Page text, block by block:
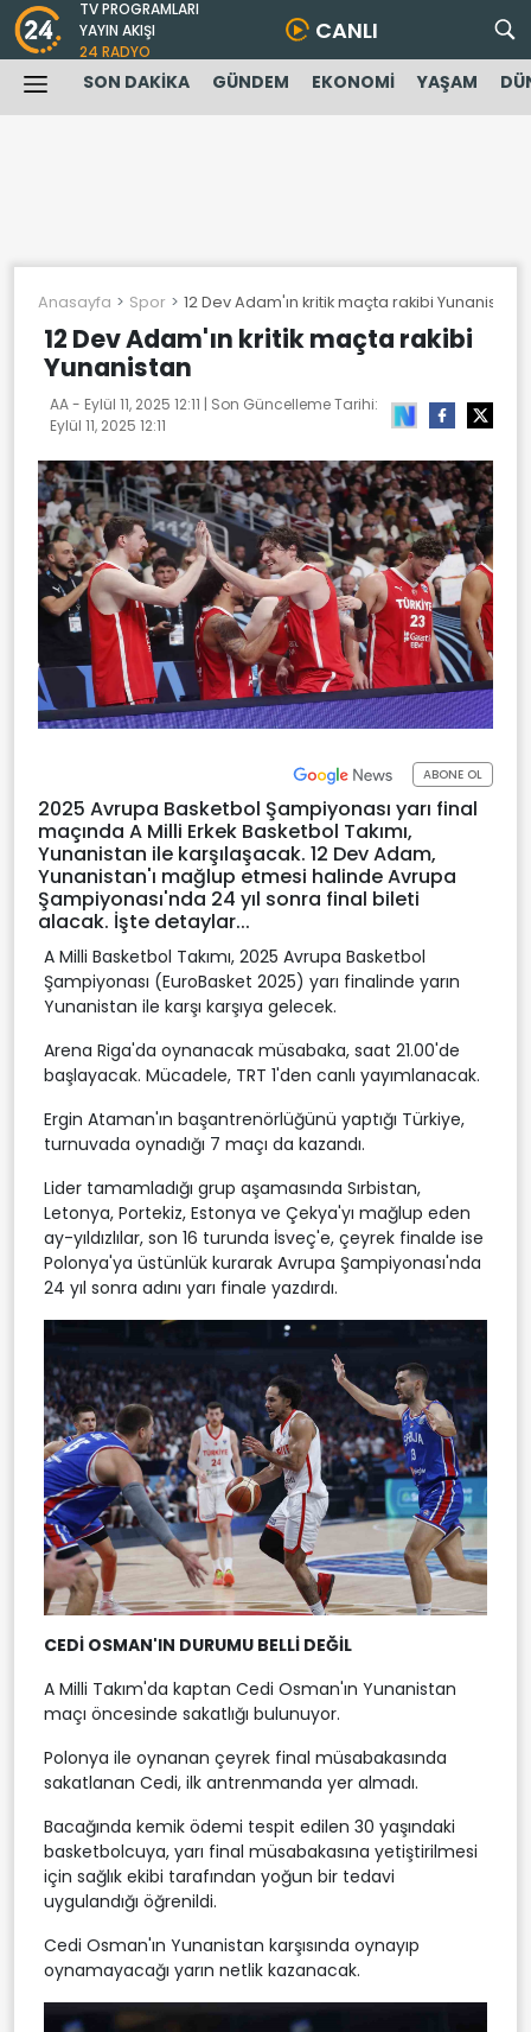
TV PROGRAMLARI
YAYIN AKIŞI
24 RADYO
CANLI
SON DAKİKA GÜNDEM EKONOMİ YAŞAM
Anasayfa Spor 12 Dev Adam'ın kritik maçta rakibi Yunanistan
12 Dev Adam'ın kritik maçta rakibi
Yunanistan
AA - Eylül 11, 2025 12:11 | Son Güncelleme Tarihi:
Eylül 11, 2025 12:11
ABONE OL
2025 Avrupa Basketbol Şampiyonası yarı final
maçında A Milli Erkek Basketbol Takımı,
Yunanistan ile karşılaşacak. 12 Dev Adam,
Yunanistan'ı mağlup etmesi halinde Avrupa
Şampiyonası'nda 24 yıl sonra final bileti
alacak. İşte detaylar...
A Milli Basketbol Takımı, 2025 Avrupa Basketbol
Şampiyonası (EuroBasket 2025) yarı finalinde yarın
Yunanistan ile karşı karşıya gelecek.
Arena Riga'da oynanacak müsabaka, saat 21.00'de
başlayacak. Mücadele, TRT 1'den canlı yayımlanacak.
Ergin Ataman'ın başantrenörlüğünü yaptığı Türkiye,
turnuvada oynadığı 7 maçı da kazandı.
Lider tamamladığı grup aşamasında Sırbistan,
Letonya, Portekiz, Estonya ve Çekya'yı mağlup eden
ay-yıldızlılar, son 16 turunda İsveç'e, çeyrek finalde ise
Polonya'ya üstünlük kurarak Avrupa Şampiyonası'nda
24 yıl sonra adını yarı finale yazdırdı.
CEDİ OSMAN'IN DURUMU BELLİ DEĞİL
A Milli Takım'da kaptan Cedi Osman'ın Yunanistan
maçı öncesinde sakatlığı bulunuyor.
Polonya ile oynanan çeyrek final müsabakasında
sakatlanan Cedi, ilk antrenmanda yer almadı.
Bacağında kemik ödemi tespit edilen 30 yaşındaki
basketbolcuya, yarı final müsabakasına yetiştirilmesi
için sağlık ekibi tarafından yoğun bir tedavi
uygulandığı öğrenildi.
Cedi Osman'ın Yunanistan karşısında oynayıp
oynamayacağı yarın netlik kazanacak.